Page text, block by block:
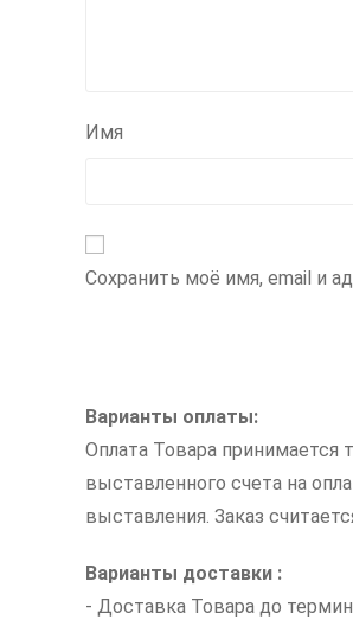
Имя
Сохранить моё имя, email и
Варианты оплаты:
Оплата Товара принимается
выставленного счета на
выставления. Заказ
Варианты доставки :
- Доставка Товара до